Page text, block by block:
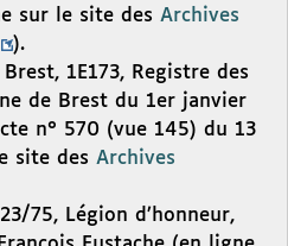
sur le site des Archives
).
1E173, Registre des
de Brest du 1er janvier
n° 570 (vue 145) du 13
site des Archives
75, Légion d’honneur,